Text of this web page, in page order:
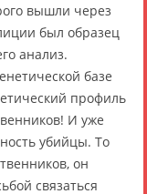
вышли через
был образец
анализ.
базе
профиль
И уже
убийцы. То
он
связаться